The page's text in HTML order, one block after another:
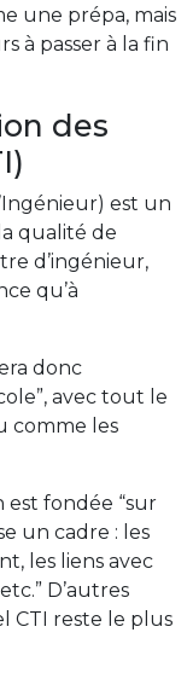
une prépa, mais
à passer à la fin
des
est un
qualité de
d’ingénieur,
qu’à
donc
avec tout le
comme les
est fondée “sur
un cadre : les
les liens avec
D’autres
CTI reste le plus